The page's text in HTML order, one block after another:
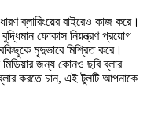
ব্লারিংয়ের বাইরেও কাজ করে।
ফোকাস নিয়ন্ত্রণ প্রয়োগ
মৃদুভাবে মিশ্রিত করে।
জন্য কোনও ছবি ব্লার
করতে চান, এই টুলটি আপনাকে